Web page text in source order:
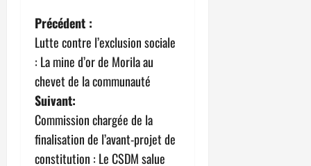
N
a
v
i
g
Précédent :
Lutte contre l’exclusion sociale
: La mine d’or de Morila au
chevet de la communauté
Suivant:
Commission chargée de la
finalisation de l’avant-projet de
constitution : Le CSDM salue